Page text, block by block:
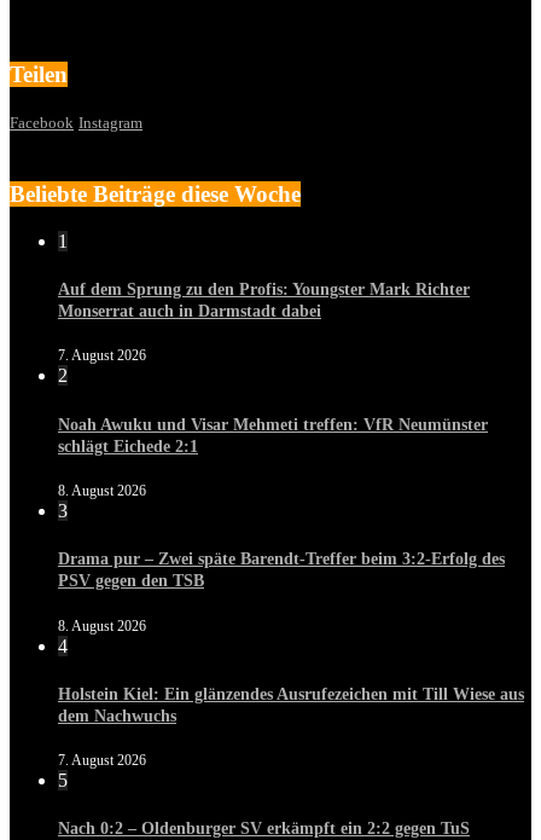
Teilen
Facebook Instagram
Beliebte Beiträge diese Woche
1
Auf dem Sprung zu den Profis: Youngster Mark Richter
Monserrat auch in Darmstadt dabei
7. August 2026
2
Noah Awuku und Visar Mehmeti treffen: VfR Neumünster
schlägt Eichede 2:1
8. August 2026
3
Drama pur – Zwei späte Barendt-Treffer beim 3:2-Erfolg des
PSV gegen den TSB
8. August 2026
4
Holstein Kiel: Ein glänzendes Ausrufezeichen mit Till Wiese aus
dem Nachwuchs
7. August 2026
5
Nach 0:2 – Oldenburger SV erkämpft ein 2:2 gegen TuS